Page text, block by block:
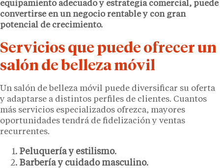
equipamiento adecuado y estrategia comercial, puede
convertirse en un negocio rentable y con gran
potencial de crecimiento.
Servicios que puede ofrecer un
salón de belleza móvil
Un salón de belleza móvil puede diversificar su oferta
y adaptarse a distintos perfiles de clientes. Cuantos
más servicios especializados ofrezca, mayores
oportunidades tendrá de fidelización y ventas
recurrentes.
Peluquería y estilismo.
Barbería y cuidado masculino.